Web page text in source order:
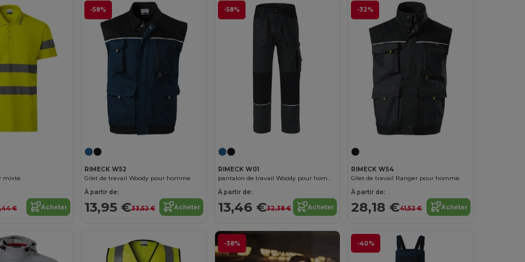
mixte
€ Acheter
-58%
RIMECK W52
Gilet de travail Woody pour homme
À partir de:
13,95 €33,52 € Acheter
-58%
RIMECK W01
pantalon de travail Woody pour homme
À partir de:
13,46 €32,38 € Acheter
-32%
RIMECK W54
Gilet de travail Ranger pour homme
À partir de:
28,18 €41,52 € Acheter
-38% -40%